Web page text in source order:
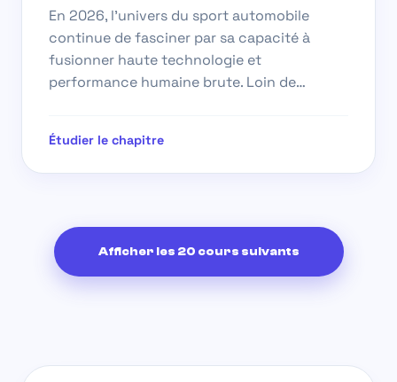
En 2026, l’univers du sport automobile
continue de fasciner par sa capacité à
fusionner haute technologie et
performance humaine brute. Loin de…
Étudier le chapitre
Afficher les 20 cours suivants